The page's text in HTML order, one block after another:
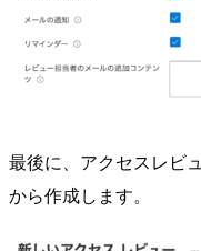
最後に、アクセスレビ
から作成します。